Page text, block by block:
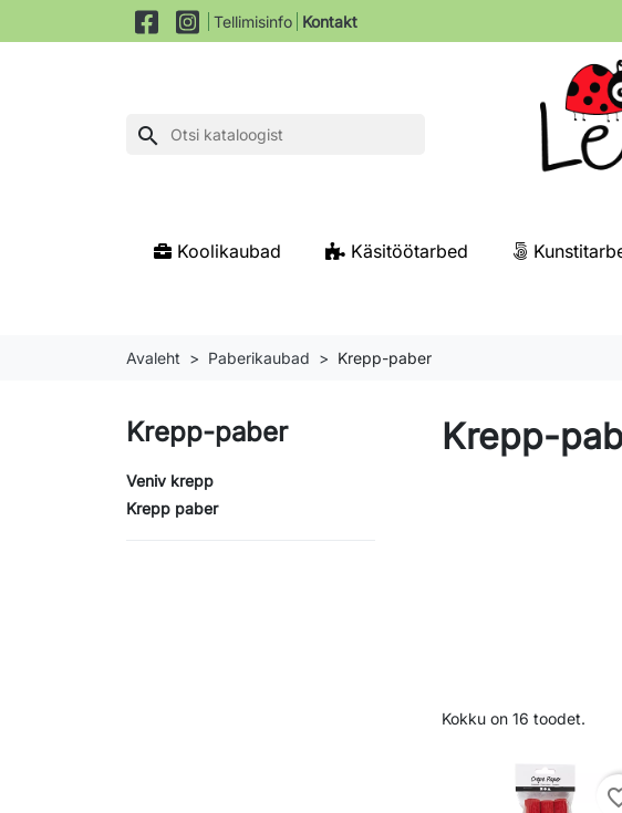
Tellimisinfo Kontakt
search
Koolikaubad Käsitöötarbed
Avaleht Paberikaubad Krepp-paber
Krepp-paber
Veniv krepp
Krepp paber
Krepp-
Kokku on 16 toodet.